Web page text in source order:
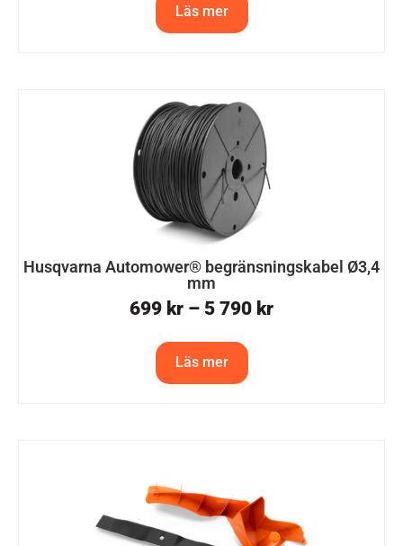
Läs mer
Husqvarna Automower® begränsningskabel Ø3,4
mm
699 kr – 5 790 kr
Läs mer